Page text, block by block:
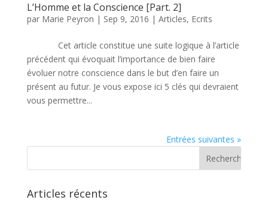
L’Homme et la Conscience [Part. 2]
par Marie Peyron | Sep 9, 2016 | Articles, Ecrits
Cet article constitue une suite logique à l’article
précédent qui évoquait l’importance de bien faire
évoluer notre conscience dans le but d’en faire un
présent au futur. Je vous expose ici 5 clés qui devraient
vous permettre...
Entrées suivantes »
Articles récents